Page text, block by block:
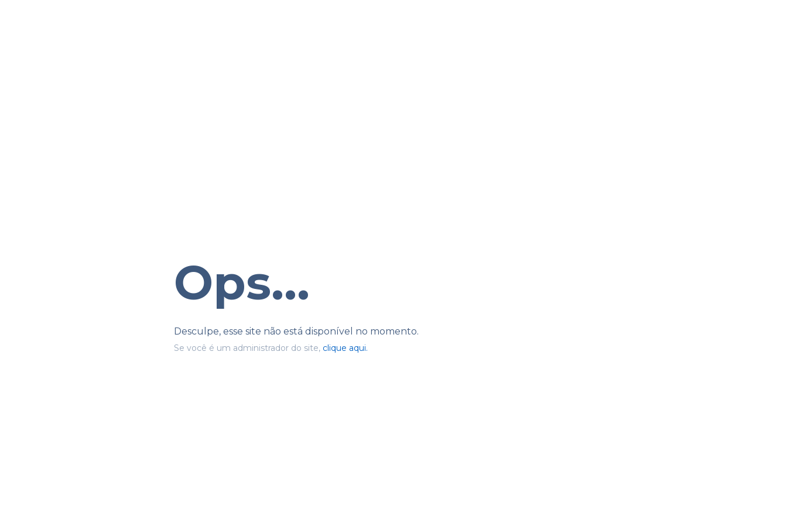
Ops...
Desculpe, esse site não está disponível no momento.
Se você é um administrador do site, clique aqui.